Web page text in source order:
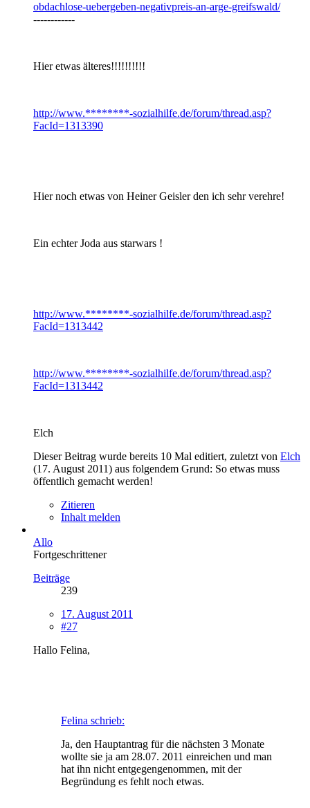
obdachlose-uebergeben-negativpreis-an-arge-greifswald/
------------
Hier etwas älteres!!!!!!!!!!
http://www.********-sozialhilfe.de/forum/thread.asp?
FacId=1313390
Hier noch etwas von Heiner Geisler den ich sehr verehre!
Ein echter Joda aus starwars !
http://www.********-sozialhilfe.de/forum/thread.asp?
FacId=1313442
http://www.********-sozialhilfe.de/forum/thread.asp?
FacId=1313442
Elch
Dieser Beitrag wurde bereits 10 Mal editiert, zuletzt von Elch
(17. August 2011) aus folgendem Grund: So etwas muss
öffentlich gemacht werden!
Zitieren
Inhalt melden
Allo
Fortgeschrittener
Beiträge
239
17. August 2011
#27
Hallo Felina,
Felina schrieb:
Ja, den Hauptantrag für die nächsten 3 Monate
wollte sie ja am 28.07. 2011 einreichen und man
hat ihn nicht entgegengenommen, mit der
Begründung es fehlt noch etwas.